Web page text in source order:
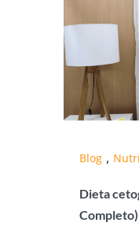
Blog ,
Dieta
Completo)